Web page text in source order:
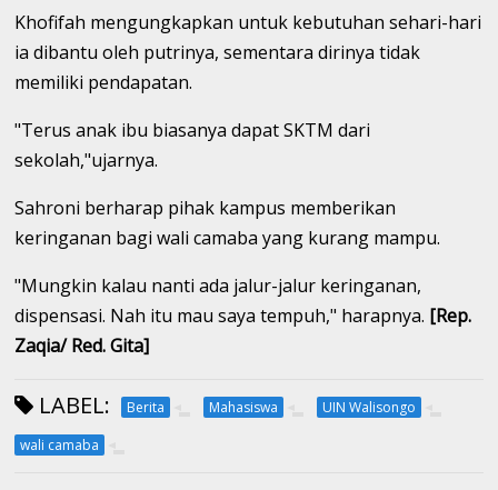
Khofifah mengungkapkan untuk kebutuhan sehari-hari
ia dibantu oleh putrinya, sementara dirinya tidak
memiliki pendapatan.
"Terus anak ibu biasanya dapat SKTM dari
sekolah,"ujarnya.
Sahroni berharap pihak kampus memberikan
keringanan bagi wali camaba yang kurang mampu.
"Mungkin kalau nanti ada jalur-jalur keringanan,
dispensasi. Nah itu mau saya tempuh," harapnya. [Rep.
Zaqia/ Red. Gita]
LABEL: Berita Mahasiswa
UIN Walisongo
wali camaba